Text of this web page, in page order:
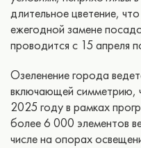
длительное цветение,
ежегодной замене
проводится с 15 апреля
Озеленение города
включающей симметрию,
2025 году в рамках
более 6 000 элементов
числе на опорах